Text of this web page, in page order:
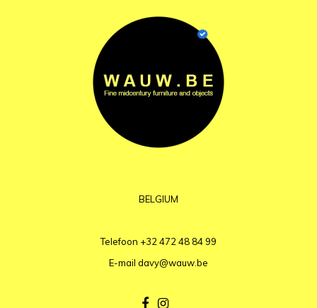
BELGIUM
Telefoon +32 472 48 84 99
E-mail davy@wauw.be